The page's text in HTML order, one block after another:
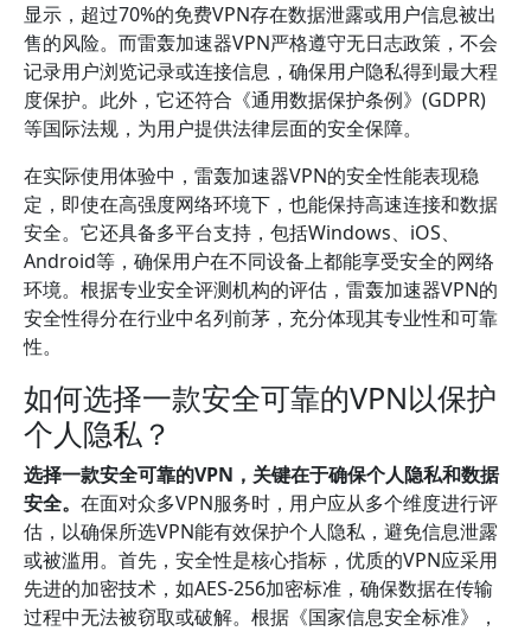
显示，超过70%的免费VPN存在数据泄露或用户信息被出
售的风险。而雷轰加速器VPN严格遵守无日志政策，不会
记录用户浏览记录或连接信息，确保用户隐私得到最大程
度保护。此外，它还符合《通用数据保护条例》(GDPR)
等国际法规，为用户提供法律层面的安全保障。
在实际使用体验中，雷轰加速器VPN的安全性能表现稳
定，即使在高强度网络环境下，也能保持高速连接和数据
安全。它还具备多平台支持，包括Windows、iOS、
Android等，确保用户在不同设备上都能享受安全的网络
环境。根据专业安全评测机构的评估，雷轰加速器VPN的
安全性得分在行业中名列前茅，充分体现其专业性和可靠
性。
如何选择一款安全可靠的VPN以保护
个人隐私？
选择一款安全可靠的VPN，关键在于确保个人隐私和数据
安全。 在面对众多VPN服务时，用户应从多个维度进行评
估，以确保所选VPN能有效保护个人隐私，避免信息泄露
或被滥用。首先，安全性是核心指标，优质的VPN应采用
先进的加密技术，如AES-256加密标准，确保数据在传输
过程中无法被窃取或破解。根据《国家信息安全标准》，